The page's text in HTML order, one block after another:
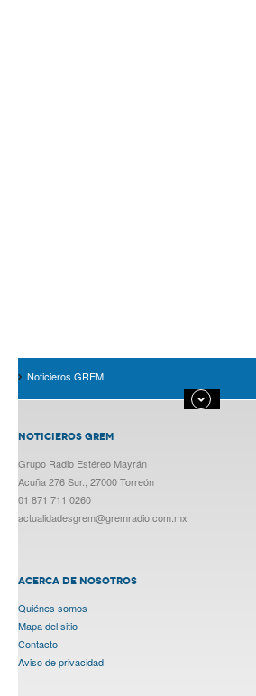
Noticieros GREM
NOTICIEROS GREM
Grupo Radio Estéreo Mayrán
Acuña 276 Sur., 27000 Torreón
01 871 711 0260
actualidadesgrem@gremradio.com.mx
ACERCA DE NOSOTROS
Quiénes somos
Mapa del sitio
Contacto
Aviso de privacidad